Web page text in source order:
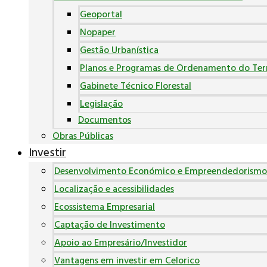
Geoportal
Nopaper
Gestão Urbanística
Planos e Programas de Ordenamento do
Gabinete Técnico Florestal
Legislação
Documentos
Obras Públicas
Investir
Desenvolvimento Económico e Empreendedorismo
Localização e acessibilidades
Ecossistema Empresarial
Captação de Investimento
Apoio ao Empresário/Investidor
Vantagens em investir em Celorico